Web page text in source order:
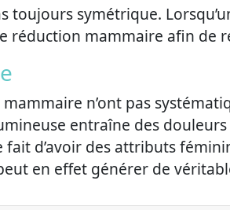
toujours symétrique.
réduction mammaire afin de
n’ont pas
entraîne des
fait d’avoir des attributs
en effet générer de